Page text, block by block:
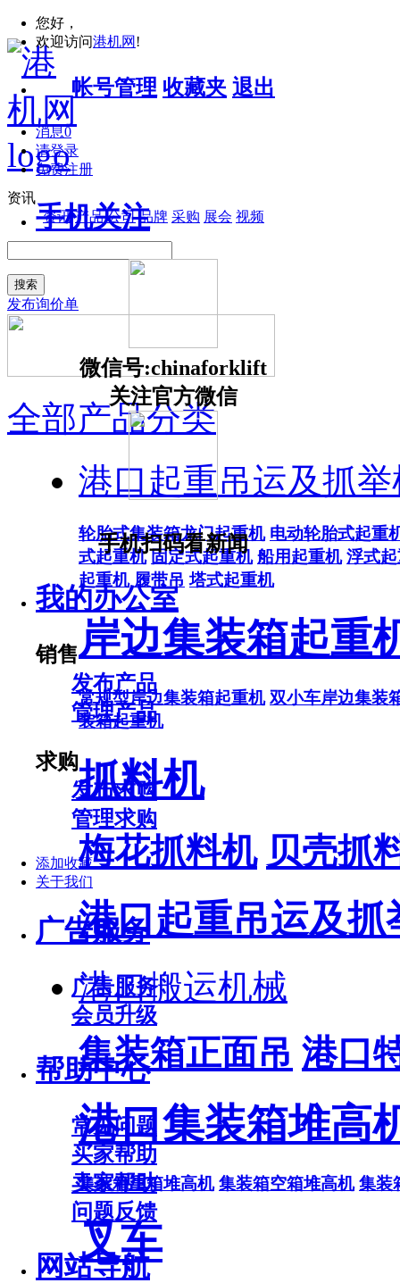
您好，
欢迎访问港机网 !
帐号管理 收藏夹 退出
消息0
请登录
免费注册
手机关注
微信号:chinaforklift
关注官方微信
手机扫码看新闻
我的办公室
销售
发布产品
管理产品
求购
发布求购
管理求购
添加收藏
关于我们
广告服务
广告服务
会员升级
帮助中心
常见问题
买家帮助
卖家帮助
问题反馈
网站导航
资讯
资讯 产品 公司 品牌 采购 展会 视频
搜索
发布询价单
全部产品分类
港口起重吊运及抓
轮胎式集装箱龙门起重机 电动轮胎式起重
式起重机 固定式起重机 船用起重机 浮式
起重机 履带吊 塔式起重机
岸边集装箱起重
常规型岸边集装箱起重机 双小车岸边集装
装箱起重机
抓料机
梅花抓料机 贝壳抓
港口起重吊运及抓
港口搬运机械
集装箱正面吊 港口
港口集装箱堆高
集装箱重箱堆高机 集装箱空箱堆高机 集装
叉车